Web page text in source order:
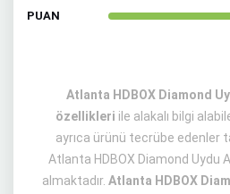
PUAN
Atlanta HDBOX Diamond
özellikleri ile alakalı bilgi
ayrıca ürünü tecrübe edenler
Atlanta HDBOX Diamond Uydu
almaktadır. Atlanta HDBOX